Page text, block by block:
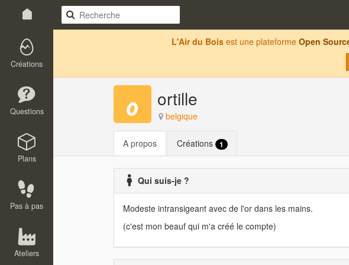
Créations
Questions
Plans
Pas à pas
Ateliers
L'Air du Bois est une plateforme Open
ortille
belgique
A propos Créations 1
Qui suis-je ?
Modeste intransigeant avec de l'or dans les mains.
(c'est mon beauf qui m'a créé le compte)